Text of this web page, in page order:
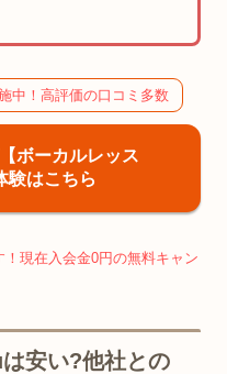
中！高評価の口コミ多数
ボーカルレッス
験はこちら
現在入会金0円の無料キャン
安い?他社との